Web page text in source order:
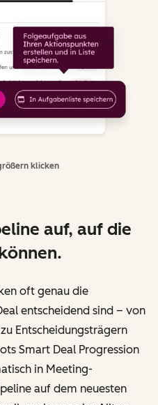
klicken
auf, auf die
oft genau die
entscheidend sind – von
Entscheidungsträgern
Smart Deal Progression
in Meeting-
auf dem neuesten